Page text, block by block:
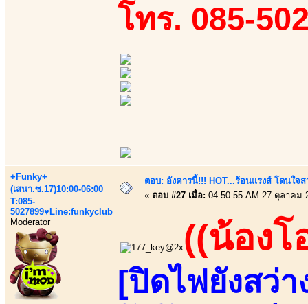
โทร. 085-
+Funky+
(เสนา.ซ.17)10:00-06:00
T:085-
5027899♥Line:funkyclub
Moderator
ตอบ: อังคารนี้!!! HOT...ร้อนแรงส์ โดนใจ
« ตอบ #27 เมื่อ: 04:50:55 AM 27 ตุลาคม
((น้องโ
[ปิดไฟยังสว่